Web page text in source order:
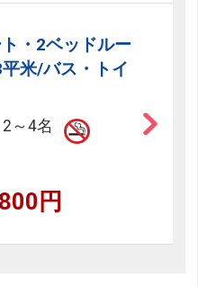
・2ベッドルー
米/バス・トイ
2～4名
円